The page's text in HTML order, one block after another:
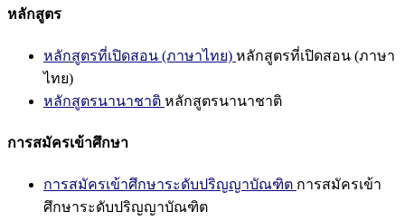
หลักสูตร
หลักสูตรที่เปิดสอน (ภาษาไทย) หลักสูตรที่เปิดสอน (ภาษา
ไทย)
หลักสูตรนานาชาติ หลักสูตรนานาชาติ
การสมัครเข้าศึกษา
การสมัครเข้าศึกษาระดับปริญญาบัณฑิต การสมัครเข้า
ศึกษาระดับปริญญาบัณฑิต